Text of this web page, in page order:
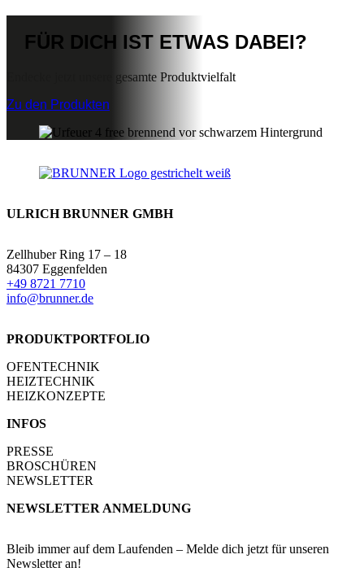
FÜR DICH IST ETWAS DABEI?
Endecke jetzt unsere gesamte Produktvielfalt
Zu den Produkten
ULRICH BRUNNER GMBH
Zellhuber Ring 17 – 18
84307 Eggenfelden
+49 8721 7710
info@brunner.de
PRODUKTPORTFOLIO
OFENTECHNIK
HEIZTECHNIK
HEIZKONZEPTE
INFOS
PRESSE
BROSCHÜREN
NEWSLETTER
NEWSLETTER ANMELDUNG
Bleib immer auf dem Laufenden – Melde dich jetzt für unseren
Newsletter an!